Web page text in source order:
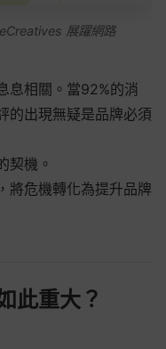
展躍網路
息相關。當92%的消
的出現無疑是品牌必須
契機。
將危機轉化為提升品牌
此重大？